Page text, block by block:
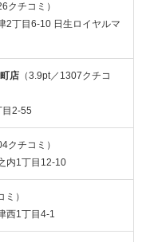
クチコミ）
2丁目6-10 日生ロイヤルマ
店 （3.9pt／1307クチコ
2-55
クチコミ）
内1丁目12-10
）
西1丁目4-1